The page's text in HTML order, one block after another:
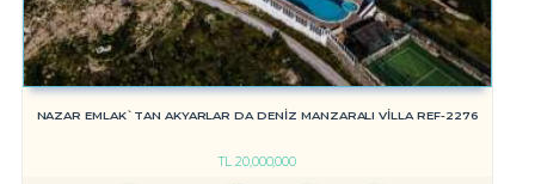
NAZAR EMLAK`TAN AKYARLAR DA DENİZ MANZARALI VİLLA REF-2276
TL20,000,000